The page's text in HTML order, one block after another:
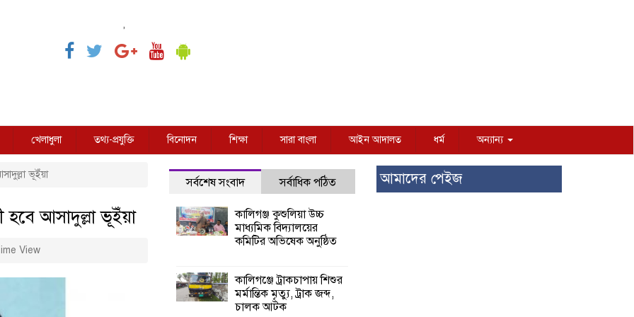
,
খেলাধুলা তথ্য-প্রযুক্তি বিনোদন শিক্ষা সারা বাংলা আইন আদালত ধর্ম অন্যান্য
ভূইঁয়া
হবে আসাদুল্লা ভূইঁয়া
View
সর্বশেষ সংবাদ সর্বাধিক পঠিত
কালিগঞ্জ কুশুলিয়া উচ্চ
মাধ্যমিক বিদ্যালয়ের
কমিটির অভিষেক অনুষ্ঠিত
কালিগঞ্জে ট্রাকচাপায় শিশুর
মর্মান্তিক মৃত্যু, ট্রাক জব্দ,
চালক আটক
আমাদের পেইজ